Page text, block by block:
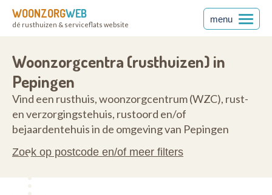
WOONZORGWEB
dé rusthuizen & serviceflats website
menu
Woonzorgcentra (rusthuizen) in
Pepingen
Vind een rusthuis, woonzorgcentrum (WZC), rust-
en verzorgingstehuis, rustoord en/of
bejaardentehuis in de omgeving van Pepingen
Zoek op postcode en/of meer filters